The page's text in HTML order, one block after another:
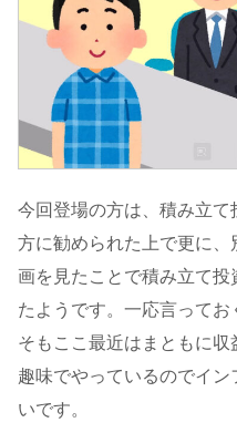
今回登場の方は、積み立
方に勧められた上で更に
画を見たことで積み立て
たようです。一応言って
そもここ最近はまともに
趣味でやっているのでイ
いです。